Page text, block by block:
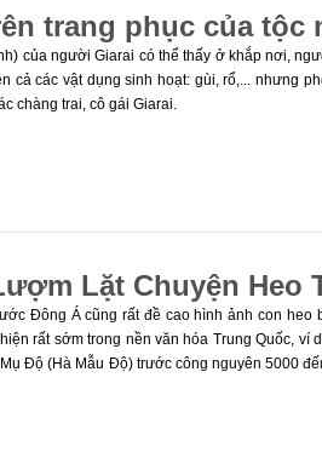
trang phục của tộc
của người Giarai có thể thấy ở khắp nơi,
cả các vật dụng sinh hoạt: gùi, rổ,... nhưng
chàng trai, cô gái Giarai.
Lặt Chuyện Heo
Đông Á cũng rất đề cao hình ảnh con heo
rất sớm trong nền văn hóa Trung Quốc,
Độ (Hà Mẫu Độ) trước công nguyên 5000
tâm